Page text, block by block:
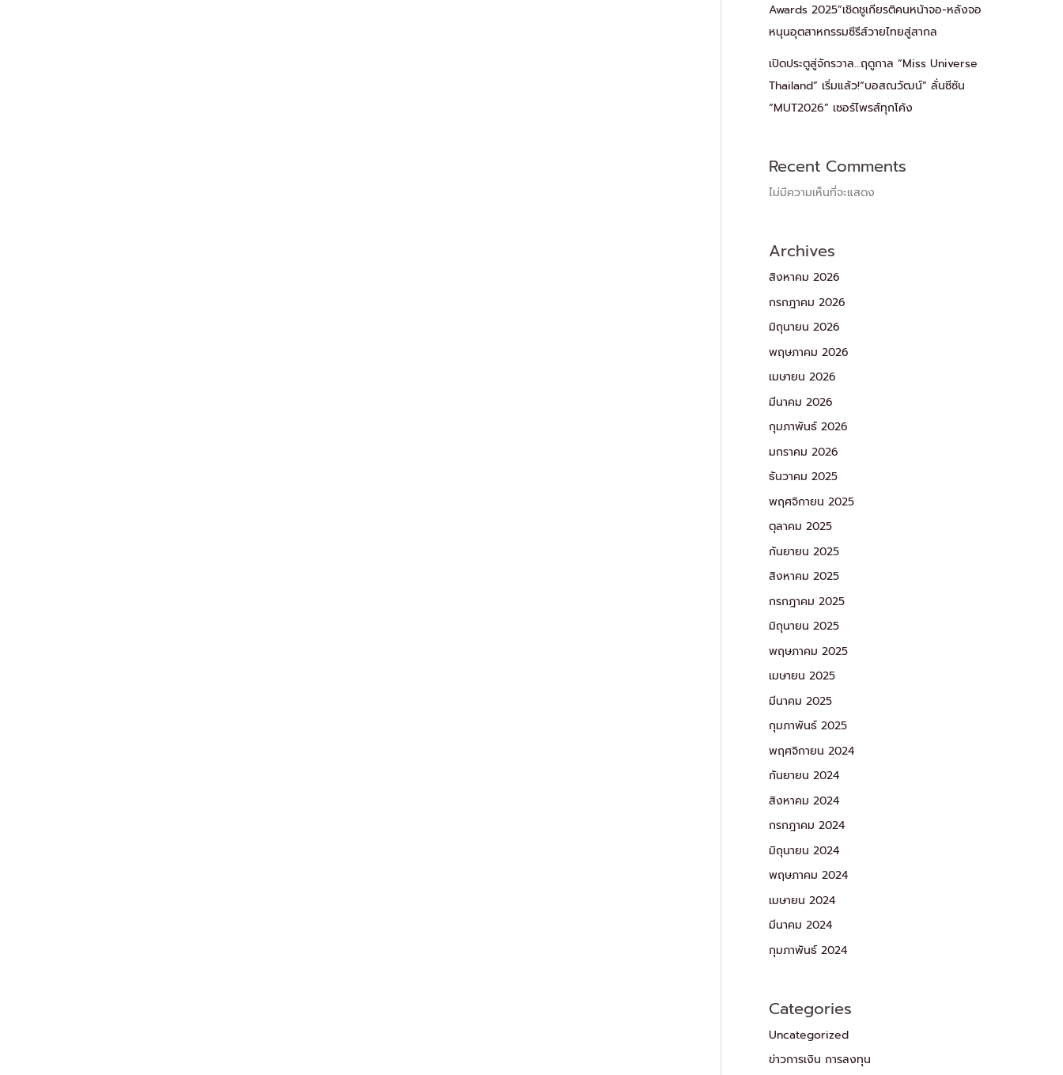
Awards 2025”เชิดชูเกียรติคนหน้าจอ-หลังจอ
หนุนอุตสาหกรรมซีรีส์วายไทยสู่สากล
เปิดประตูสู่จักรวาล…ฤดูกาล “Miss Universe
Thailand” เริ่มแล้ว!“บอสณวัฒน์” ลั่นซีซัน
“MUT2026” เซอร์ไพรส์ทุกโค้ง
Recent Comments
ไม่มีความเห็นที่จะแสดง
Archives
สิงหาคม 2026
กรกฎาคม 2026
มิถุนายน 2026
พฤษภาคม 2026
เมษายน 2026
มีนาคม 2026
กุมภาพันธ์ 2026
มกราคม 2026
ธันวาคม 2025
พฤศจิกายน 2025
ตุลาคม 2025
กันยายน 2025
สิงหาคม 2025
กรกฎาคม 2025
มิถุนายน 2025
พฤษภาคม 2025
เมษายน 2025
มีนาคม 2025
กุมภาพันธ์ 2025
พฤศจิกายน 2024
กันยายน 2024
สิงหาคม 2024
กรกฎาคม 2024
มิถุนายน 2024
พฤษภาคม 2024
เมษายน 2024
มีนาคม 2024
กุมภาพันธ์ 2024
Categories
Uncategorized
ข่าวการเงิน การลงทุน